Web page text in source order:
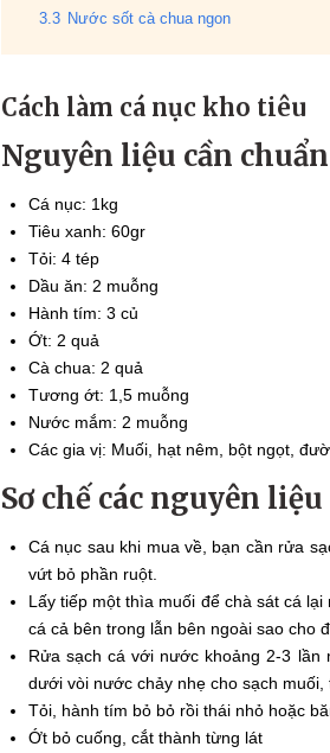
3.3 Nước sốt cà chua ngon
Cách làm cá nục kho tiêu
Nguyên liệu cần
Cá nục: 1kg
Tiêu xanh: 60gr
Tỏi: 4 tép
Dầu ăn: 2 muỗng
Hành tím: 3 củ
Ớt: 2 quả
Cà chua: 2 quả
Tương ớt: 1,5 muỗng
Nước mắm: 2 muỗng
Các gia vị: Muối, hạt nêm, bột ngọt,
Sơ chế các nguyên liệu
Cá nục sau khi mua về, bạn cần rửa
vứt bỏ phần ruột.
Lấy tiếp một thìa muối để chà sát cá
cá cả bên trong lẫn bên ngoài sao cho
Rửa sạch cá với nước khoảng 2-3
dưới vòi nước chảy nhẹ cho sạch muối,
Tỏi, hành tím bỏ bỏ rồi thái nhỏ hoặc
Ớt bỏ cuống, cắt thành từng lát